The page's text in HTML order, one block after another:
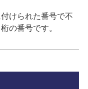
けられた番号で不
の番号です。